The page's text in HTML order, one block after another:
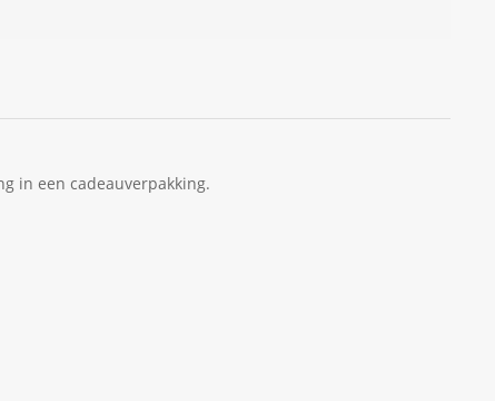
in een cadeauverpakking.